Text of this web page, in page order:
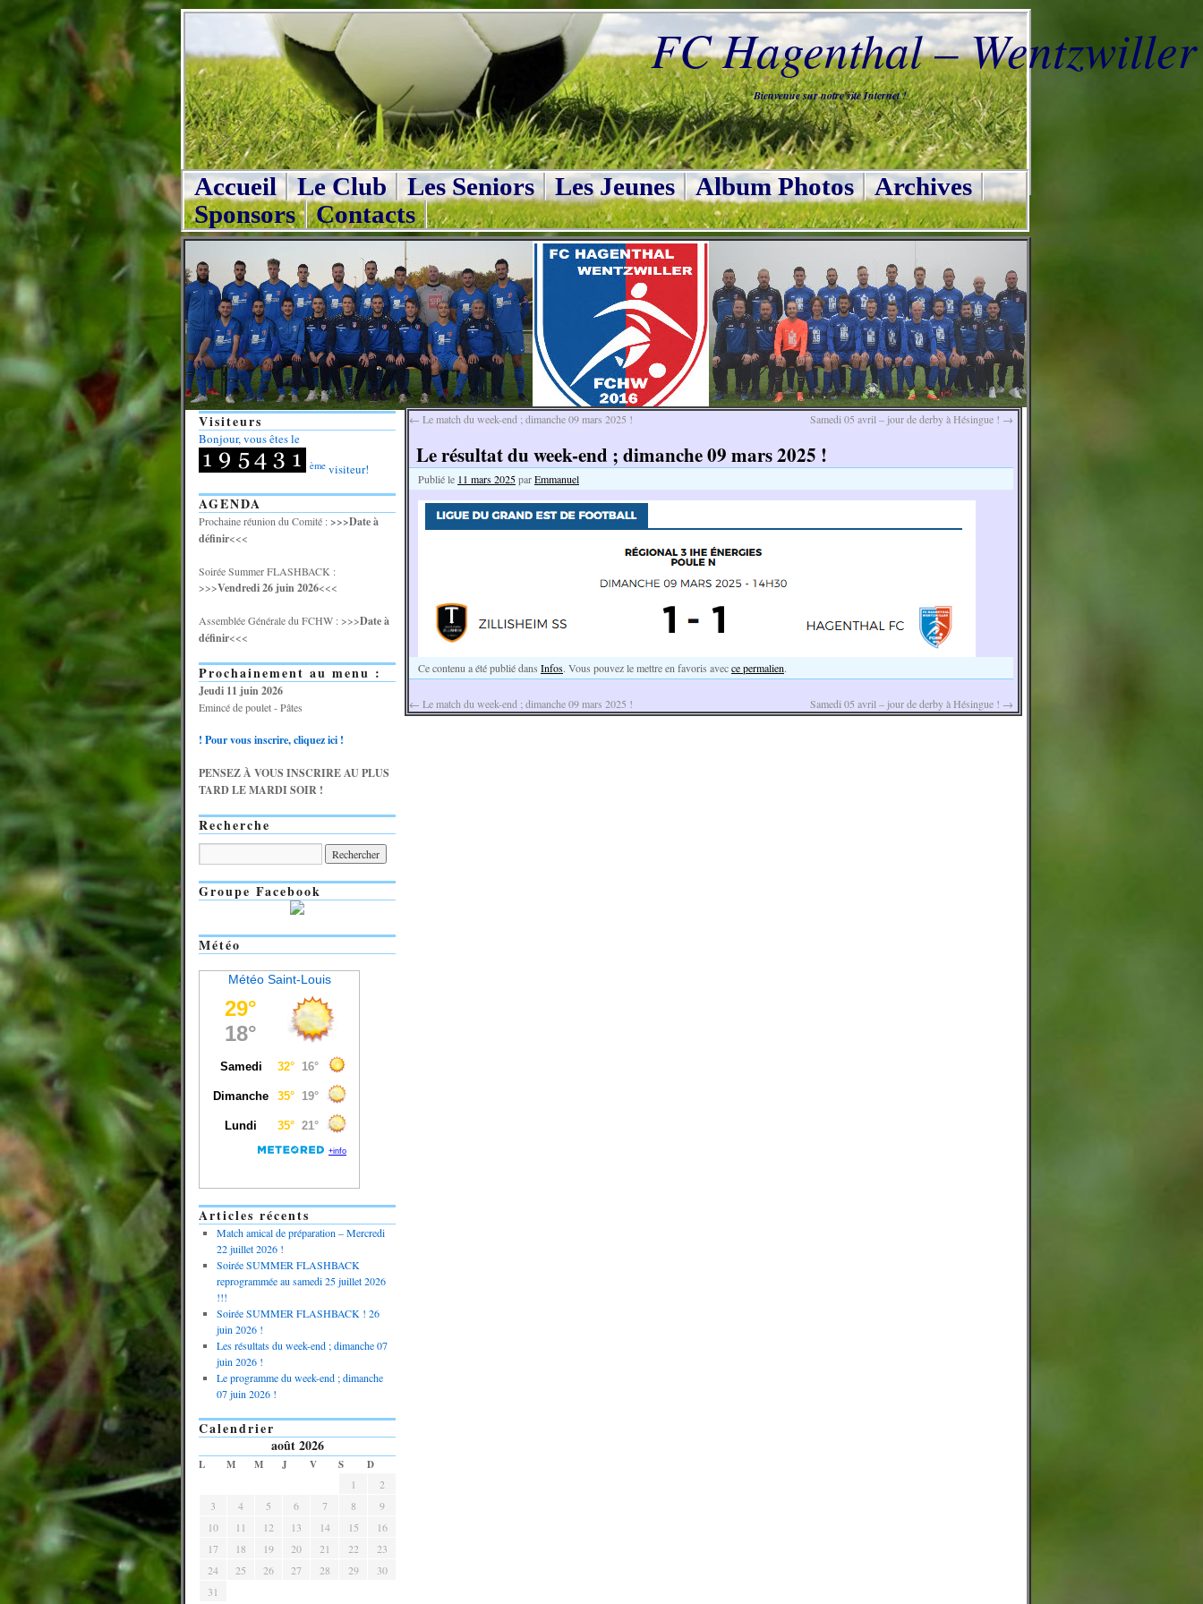
FC Hagenthal – Wentzwiller
Bienvenue sur notre site Internet !
Accueil Le Club Les Seniors Les Jeunes Album Photos
Archives
Sponsors
Contacts
← Le match du week-end ; dimanche 09 mars 2025 ! Samedi 05 avril – jour de derby à Hésingue ! →
Le résultat du week-end ; dimanche 09 mars 2025 !
Publié le 11 mars 2025parEmmanuel
Ce contenu a été publié dans Infos. Vous pouvez le mettre en favoris avecce permalien.
← Le match du week-end ; dimanche 09 mars 2025 ! Samedi 05 avril – jour de derby à Hésingue ! →
Visiteurs
Bonjour, vous êtes le
ème visiteur!
AGENDA
Prochaine réunion du Comité :>>>Date à
définir<<<
Soirée Summer FLASHBACK :
>>>Vendredi 26 juin 2026<<<
Assemblée Générale du FCHW : >>>Date à
définir<<<
Prochainement au menu :
Jeudi 11 juin 2026
Emincé de poulet - Pâtes
! Pour vous inscrire, cliquez ici !
PENSEZ À VOUS INSCRIRE AU PLUS
TARD LE MARDI SOIR !
Recherche
Groupe Facebook
Météo
Météo Saint-Louis
Articles récents
Match amical de préparation – Mercredi
22 juillet 2026 !
Soirée SUMMER FLASHBACK
reprogrammée au samedi 25 juillet 2026
!!!
Soirée SUMMER FLASHBACK ! 26
juin 2026 !
Les résultats du week-end ; dimanche 07
juin 2026 !
Le programme du week-end ; dimanche
07 juin 2026 !
Calendrier
août 2026
L M M J V S
D
1
2
3
4 5 6 7 8
9
10
11 12 13 14 15
16
17
18 19 20 21 22
23
24
25 26 27 28 29
30
31